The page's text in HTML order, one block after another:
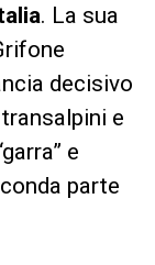
. La sua
decisivo
e
e
parte